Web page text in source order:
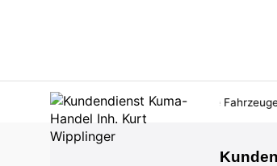
Großhandel viele